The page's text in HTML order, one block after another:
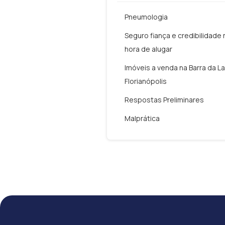
Pneumologia
Seguro fiança e credibilidade
hora de alugar
Imóveis a venda na Barra da
Florianópolis
Respostas Preliminares
Malprática